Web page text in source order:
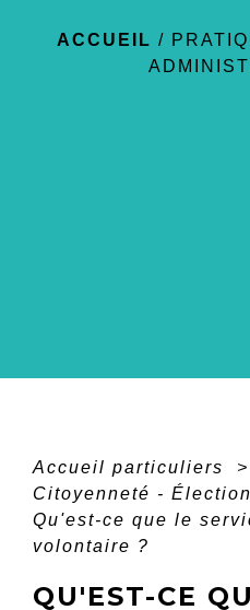
ACCUEIL /
Accueil particuliers >
Citoyenneté -
Qu'est-ce que le
volontaire ?
QU'EST-CE